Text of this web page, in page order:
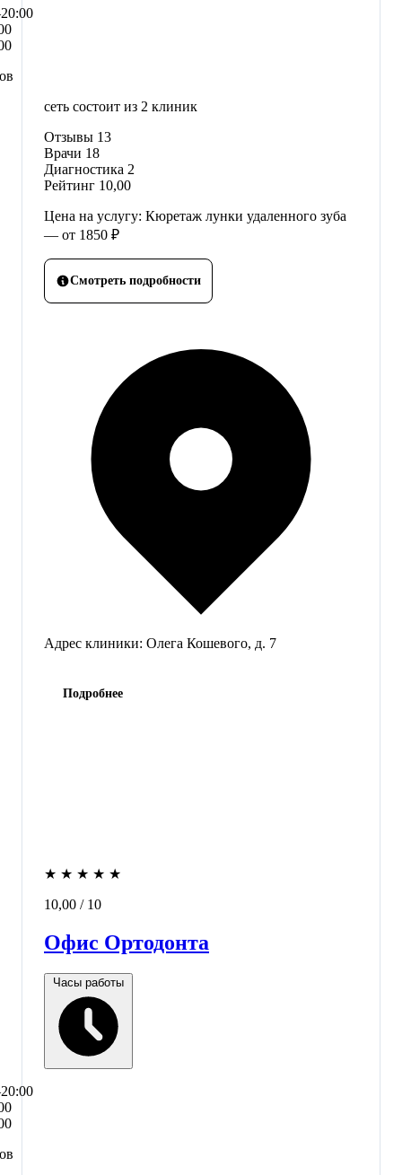
сеть состоит из 2 клиник
Отзывы 13
Врачи 18
Диагностика 2
Рейтинг 10,00
Цена на услугу: Кюретаж лунки удаленного зуба
— от 1850 ₽
Смотреть подробности
Адрес клиники: Олега Кошевого, д. 7
Подробнее
★ ★ ★ ★ ★
10,00 / 10
Офис Ортодонта
Часы работы